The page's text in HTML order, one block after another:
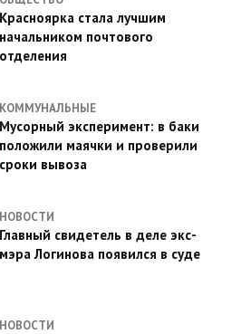
Красноярка стала лучшим
начальником почтового
отделения
КОММУНАЛЬНЫЕ
Мусорный эксперимент: в баки
положили маячки и проверили
сроки вывоза
НОВОСТИ
Главный свидетель в деле экс-
мэра Логинова появился в суде
НОВОСТИ